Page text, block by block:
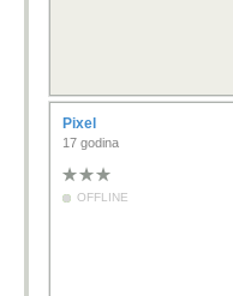
Pixel
17 godina
OFFLINE